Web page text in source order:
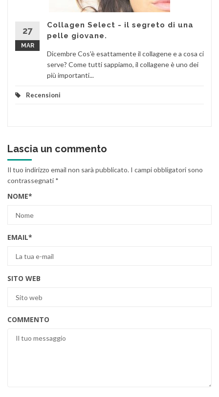
27
MAR
Collagen Select - il segreto di una
pelle giovane.
Dicembre Cos'è esattamente il collagene e a cosa ci
serve? Come tutti sappiamo, il collagene è uno dei
più importanti...
Recensioni
Lascia un commento
Il tuo indirizzo email non sarà pubblicato. I campi obbligatori sono
contrassegnati *
NOME*
EMAIL*
SITO WEB
COMMENTO